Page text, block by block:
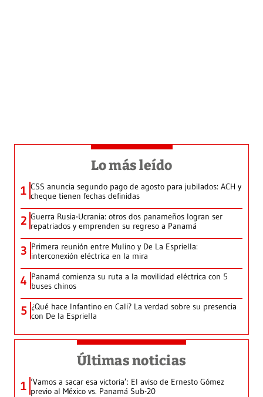
Lo más leído
1 CSS anuncia segundo pago de agosto para jubilados: ACH y
cheque tienen fechas definidas
2 Guerra Rusia-Ucrania: otros dos panameños logran ser
repatriados y emprenden su regreso a Panamá
3 Primera reunión entre Mulino y De La Espriella:
interconexión eléctrica en la mira
4 Panamá comienza su ruta a la movilidad eléctrica con 5
buses chinos
5 ¿Qué hace Infantino en Cali? La verdad sobre su presencia
con De la Espriella
Últimas noticias
1 ‘Vamos a sacar esa victoria’: El aviso de Ernesto Gómez
previo al México vs. Panamá Sub-20